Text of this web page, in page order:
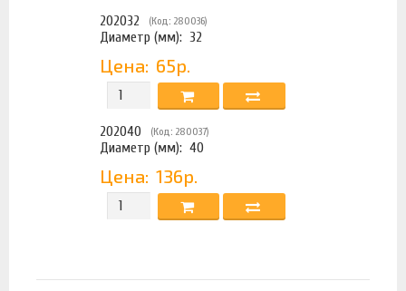
202032 (Код: 280036)
Диаметр (мм): 32
Цена: 65р.
202040 (Код: 280037)
Диаметр (мм):40
Цена:136р.